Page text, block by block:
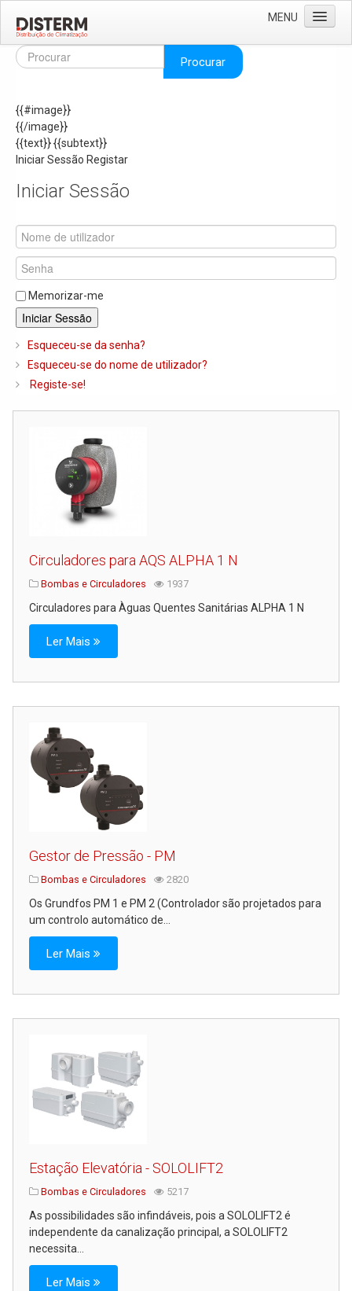
MENU
Home
Áreas de Negócio
Missão e Valores
As Nossas Marcas
Recrutamento
Produtos
Solar
Termoacumuladores e Depósitos de Inércia
Ar Condicionado
Caldeiras e Queimadores
Biomassa
Piso Radiante
Radiadores e Ventiloconvetores
Depósitos de Gasóleo e Água
Regulação e Controlo
Complementos de Instalação
Bombas e Circuladores
Chaminés
Tubagens e Acessórios
Assistência Técnica
Centro de Formação
Gabinete de Engenharia
Armazém e Logística
As Nossas Dicas
Novidades
Procurar
{{#image}}
{{/image}}
{{text}}{{subtext}}
Iniciar Sessão Registar
Iniciar Sessão
Memorizar-me
Iniciar Sessão
Esqueceu-se da senha?
Esqueceu-se do nome de utilizador?
Registe-se!
Circuladores para AQS ALPHA 1 N
Bombas e Circuladores 1937
Circuladores para Àguas Quentes Sanitárias ALPHA 1 N
Ler Mais
Gestor de Pressão - PM
Bombas e Circuladores 2820
Os Grundfos PM 1 e PM 2 (Controlador são projetados para
um controlo automático de...
Ler Mais
Estação Elevatória - SOLOLIFT2
Bombas e Circuladores 5217
As possibilidades são infindáveis, pois a SOLOLIFT2 é
independente da canalização principal, a SOLOLIFT2
necessita...
Ler Mais